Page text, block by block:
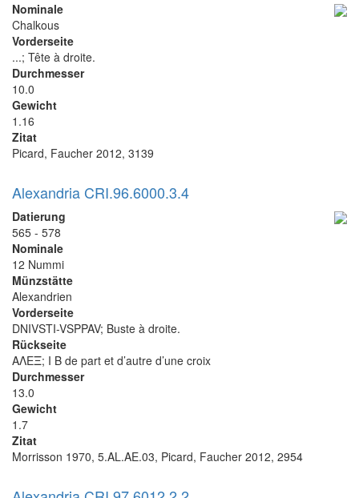
Nominale
Chalkous
Vorderseite
...; Tête à droite.
Durchmesser
10.0
Gewicht
1.16
Zitat
Picard, Faucher 2012, 3139
Alexandria CRI.96.6000.3.4
Datierung
565 - 578
Nominale
12 Nummi
Münzstätte
Alexandrien
Vorderseite
DNIVSTI-VSPPAV; Buste à droite.
Rückseite
ΑΛΕΞ; I B de part et d’autre d’une croix
Durchmesser
13.0
Gewicht
1.7
Zitat
Morrisson 1970, 5.AL.AE.03, Picard, Faucher 2012, 2954